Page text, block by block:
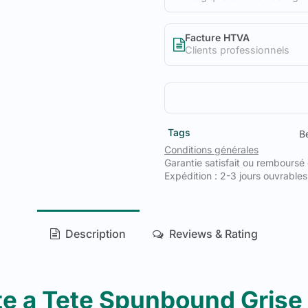
Facture HTVA
Clients professionnels
Tags
Conditions générales
Garantie satisfait ou
Expédition : 2-3 jours ouvrables
Description Reviews & Rating
a Tete Spunbound